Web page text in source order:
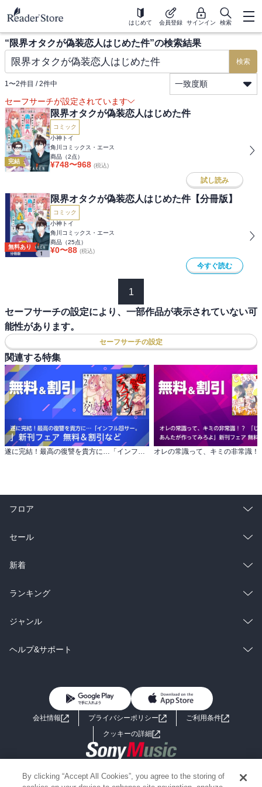
はじめて 会員登録 サインイン 検索
“限界オタクが偽装恋人はじめた件”の検索結果
検索
1〜2件目 / 2件中
一致度順
セーフサーチが設定されています
完結
限界オタクが偽装恋人はじめた件
コミック
小神トイ
角川コミックス・エース
商品（2点）
¥748〜968 (税込)
試し読み
無料あり
限界オタクが偽装恋人はじめた件【分冊版】
コミック
小神トイ
角川コミックス・エース
商品（25点）
¥0〜88 (税込)
今すぐ読む
1
セーフサーチの設定により、一部作品が表示されていない可
能性があります。
セーフサーチの設定
関連する特集
遂に完結！最高の復讐を貴方に…「インフル怨サー。 」新刊フェア 無料＆割引など
フロア
総合
ラノベ
雑誌・グラビア
BL・TL
セール
総合
ラノベ
雑誌・グラビア
BL・TL
新着
総合
ラノベ
雑誌・グラビア
ランキング
総合
ラノベ
ジャンル
コミック
ライトノベル 男子向けラノベ
小説
海外小説
ミステリー SF
ヘルプ&サポート
よくあるご質問 お問い合わせ
会社情報 プライバシーポリシー
ご利用条件
クッキーの詳細
Copyright 2017 - 2026 Sony Music Entertainment(Japan) Inc.
Information on the site is for the Japan domestic market only
By clicking “Accept All Cookies”, you agree to the storing of